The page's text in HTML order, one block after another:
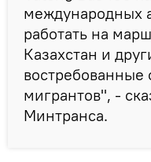
международных
работать на
Казахстан и
востребованные
мигрантов", -
Минтранса.